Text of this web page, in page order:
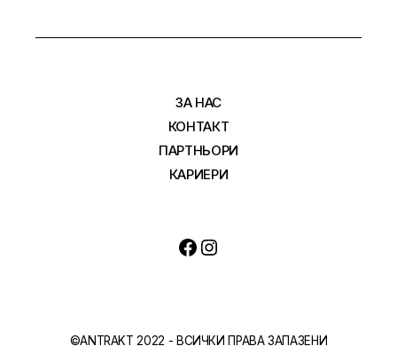
ЗА НАС
КОНТАКТ
ПАРТНЬОРИ
КАРИЕРИ
©ANTRAKT 2022 - ВСИЧКИ ПРАВА ЗАПАЗЕНИ